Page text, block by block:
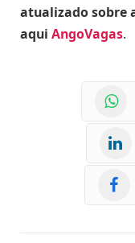
atualizado sobre
aqui AngoVagas.